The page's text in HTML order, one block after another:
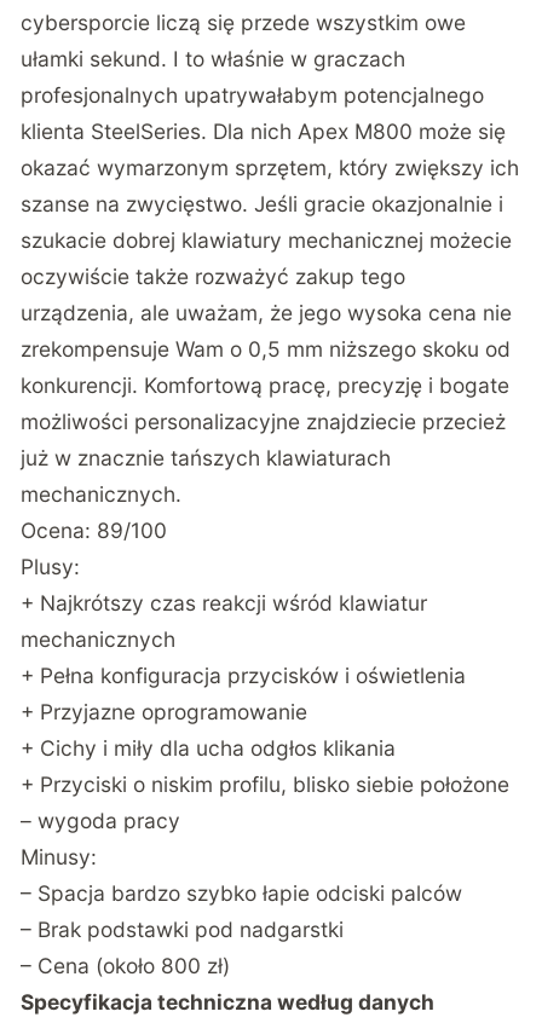
cybersporcie liczą się przede wszystkim owe
ułamki sekund. I to właśnie w graczach
profesjonalnych upatrywałabym potencjalnego
klienta SteelSeries. Dla nich Apex M800 może się
okazać wymarzonym sprzętem, który zwiększy ich
szanse na zwycięstwo. Jeśli gracie okazjonalnie i
szukacie dobrej klawiatury mechanicznej możecie
oczywiście także rozważyć zakup tego
urządzenia, ale uważam, że jego wysoka cena nie
zrekompensuje Wam o 0,5 mm niższego skoku od
konkurencji. Komfortową pracę, precyzję i bogate
możliwości personalizacyjne znajdziecie przecież
już w znacznie tańszych klawiaturach
mechanicznych.
Ocena: 89/100
Plusy:
+ Najkrótszy czas reakcji wśród klawiatur
mechanicznych
+ Pełna konfiguracja przycisków i oświetlenia
+ Przyjazne oprogramowanie
+ Cichy i miły dla ucha odgłos klikania
+ Przyciski o niskim profilu, blisko siebie położone
– wygoda pracy
Minusy:
– Spacja bardzo szybko łapie odciski palców
– Brak podstawki pod nadgarstki
– Cena (około 800 zł)
Specyfikacja techniczna wedługdanych